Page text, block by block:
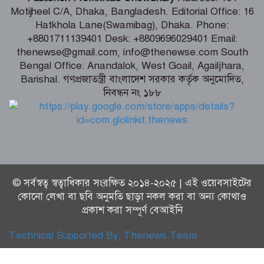
বিএনপির নারী এমপিকে আইনি নোটিশ
পাঠালেন আসিফ মাহমুদ
আলোচিত কনটেন্ট ক্রিয়েটর রিপন মিয়া
গ্রেফতার
Motijheel C/A, Dhaka, Bangladesh. Editorial Office: 16
Hatkhola Lane(Swamibag), Dhaka. Phone:
+8801711139401 Desk: +8809696029401 Email:
thenewse@gmail.com, info@thenewse.com South
Bengal Office: Anandalok, West Goail, Agailjhara,
Barishal. গণপ্রজাতন্ত্রী বাংলাদেশ সরকার কর্তৃক অনুমোদিত,
নিবন্ধন নং ১৮৮
© সর্বস্বত্ব স্বত্বাধিকার সংরক্ষিত ২০১৪-২০২৫ | এই ওয়েবসাইটের
কোনো লেখা বা ছবি অনুমতি ছাড়া নকল করা বা অন্য কোথাও
প্রকাশ করা সম্পূর্ণ বেআইনি
Technical Supported By: Thenews Team